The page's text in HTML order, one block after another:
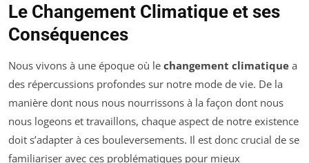
Le Changement Climatique et ses
Conséquences
Nous vivons à une époque où le changement climatique a
des répercussions profondes sur notre mode de vie. De la
manière dont nous nous nourrissons à la façon dont nous
nous logeons et travaillons, chaque aspect de notre existence
doit s’adapter à ces bouleversements. Il est donc crucial de se
familiariser avec ces problématiques pour mieux